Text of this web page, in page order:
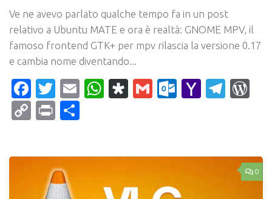
Ve ne avevo parlato qualche tempo fa in un post
relativo a Ubuntu MATE e ora è realtà: GNOME MPV, il
famoso frontend GTK+ per mpv rilascia la versione 0.17
e cambia nome diventando...
Facebook
Twitter
EmailWhatsApp
Diaspora
Gmail Yahoo
CopyPrint
0